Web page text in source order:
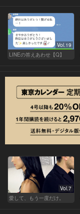
Vol.19
LINEの答えあわせ【Q】
Vol.7
愛して、もう一度だけ。